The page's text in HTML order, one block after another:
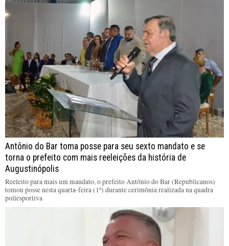
Antônio do Bar toma posse para seu sexto mandato e se
torna o prefeito com mais reeleições da história de
Augustinópolis
Reeleito para mais um mandato, o prefeito Antônio do Bar (Republicanos)
tomou posse nesta quarta-feira (1º) durante cerimônia realizada na quadra
poliesportiva